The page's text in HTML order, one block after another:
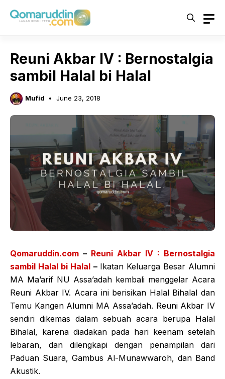
Reuni Akbar IV : Bernostalgia
sambil Halal bi Halal
Mufid June 23, 2018
Qomaruddin.com – Reuni Akbar IV : Bernostalgia
sambil Halal bi Halal – Ikatan Keluarga Besar Alumni
MA Ma’arif NU Assa’adah kembali menggelar Acara
Reuni Akbar IV. Acara ini berisikan Halal Bihalal dan
Temu Kangen Alumni MA Assa’adah. Reuni Akbar IV
sendiri dikemas dalam sebuah acara berupa Halal
Bihalal, karena diadakan pada hari keenam setelah
lebaran, dan dilengkapi dengan penampilan dari
Paduan Suara, Gambus Al-Munawwaroh, dan Band
Akustik.